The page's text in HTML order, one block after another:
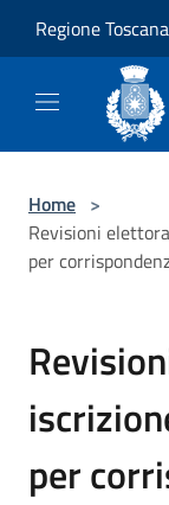
Regione Toscana
Home >
Revisioni
per
per